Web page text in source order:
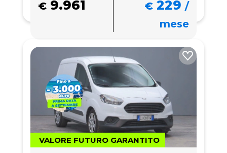
€ 9.961 € 229 /
mese
VALORE FUTURO GARANTITO